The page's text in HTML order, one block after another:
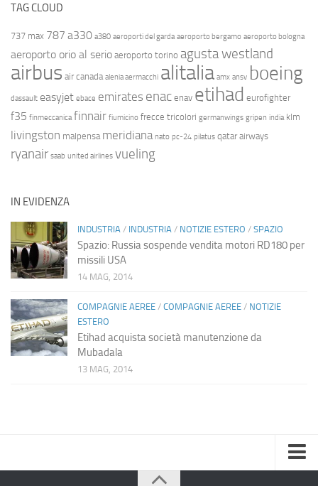
TAG CLOUD
737 max 787 a330 a380 aeroporti del garda aeroporto bergamo aeroporto bologna
aeroporto orio al serio aeroporto torino agusta westland
airbus air canada alenia aermacchi alitalia amx ansv boeing
dassault easyjet ebace emirates enac enav etihad eurofighter
f35 finmeccanica finnair fiumicino frecce tricolori germanwings gripen india klm
livingston malpensa meridiana nato pc-24 pilatus qatar airways
ryanair saab united airlines vueling
IN EVIDENZA
INDUSTRIA / INDUSTRIA / NOTIZIE ESTERO / SPAZIO
Spazio: Russia sospende vendita motori RD180 per
missili USA
14 MAG, 2014
COMPAGNIE AEREE / COMPAGNIE AEREE / NOTIZIE
ESTERO
Etihad acquista società manutenzione da
Mubadala
13 MAG, 2014